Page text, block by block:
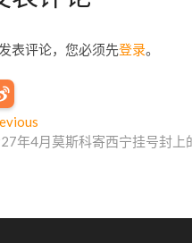
表评论，您必须先登录。
r
o
年4月莫斯科寄西宁挂号封上